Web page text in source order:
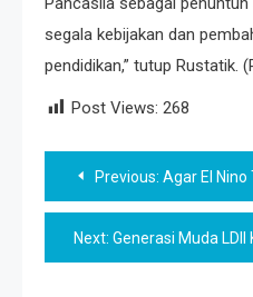
segala kebijakan dan
pendidikan,” tutup Rustatik.
Post Views: 268
Post
navigation
Previous: Agar El
Next: Generasi Muda LDII Klaten Raih